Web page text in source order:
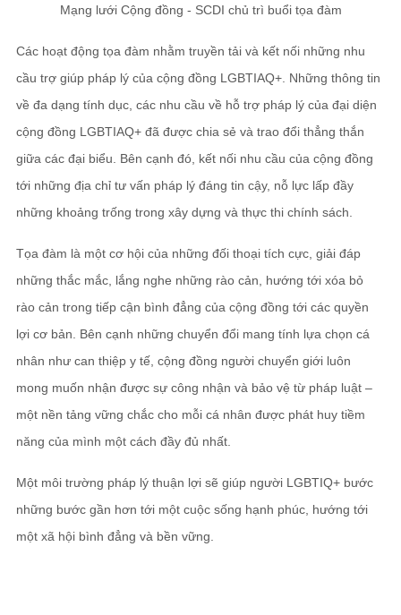
Mạng lưới Cộng đồng - SCDI chủ trì buổi tọa đàm
Các hoạt động tọa đàm nhằm truyền tải và kết nối những nhu
cầu trợ giúp pháp lý của cộng đồng LGBTIAQ+. Những thông tin
về đa dạng tính dục, các nhu cầu về hỗ trợ pháp lý của đại diện
cộng đồng LGBTIAQ+ đã được chia sẻ và trao đổi thẳng thắn
giữa các đại biểu. Bên cạnh đó, kết nối nhu cầu của cộng đồng
tới những địa chỉ tư vấn pháp lý đáng tin cậy, nỗ lực lấp đầy
những khoảng trống trong xây dựng và thực thi chính sách.
Tọa đàm là một cơ hội của những đối thoại tích cực, giải đáp
những thắc mắc, lắng nghe những rào cản, hướng tới xóa bỏ
rào cản trong tiếp cận bình đẳng của cộng đồng tới các quyền
lợi cơ bản. Bên cạnh những chuyển đổi mang tính lựa chọn cá
nhân như can thiệp y tế, cộng đồng người chuyển giới luôn
mong muốn nhận được sự công nhận và bảo vệ từ pháp luật –
một nền tảng vững chắc cho mỗi cá nhân được phát huy tiềm
năng của mình một cách đầy đủ nhất.
Một môi trường pháp lý thuận lợi sẽ giúp người LGBTIQ+ bước
những bước gần hơn tới một cuộc sống hạnh phúc, hướng tới
một xã hội bình đẳng và bền vững.